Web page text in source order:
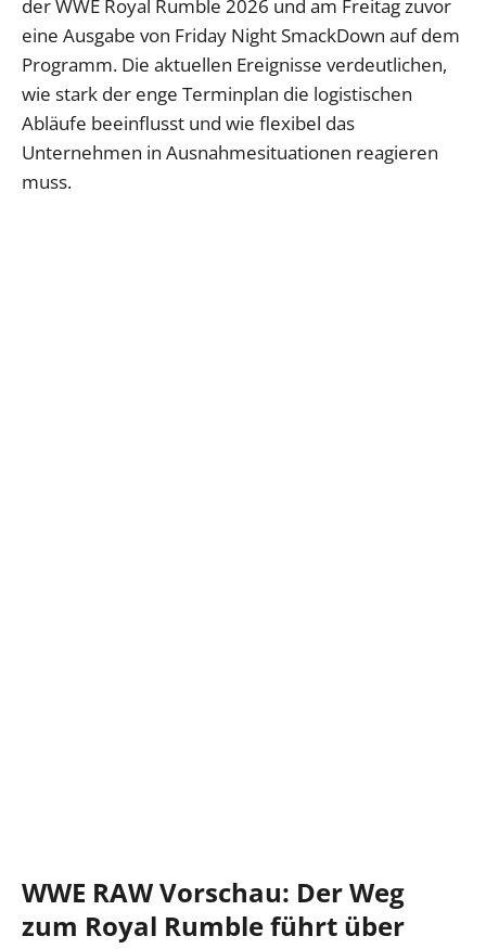
der WWE Royal Rumble 2026 und am Freitag zuvor
eine Ausgabe von Friday Night SmackDown auf dem
Programm. Die aktuellen Ereignisse verdeutlichen,
wie stark der enge Terminplan die logistischen
Abläufe beeinflusst und wie flexibel das
Unternehmen in Ausnahmesituationen reagieren
muss.
WWE RAW Vorschau: Der Weg
zum Royal Rumble führt über